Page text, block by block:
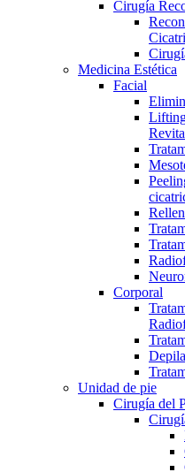
Cirugía
Medicina Estética
Facial
Corporal
Unidad de pie
Cirugía del